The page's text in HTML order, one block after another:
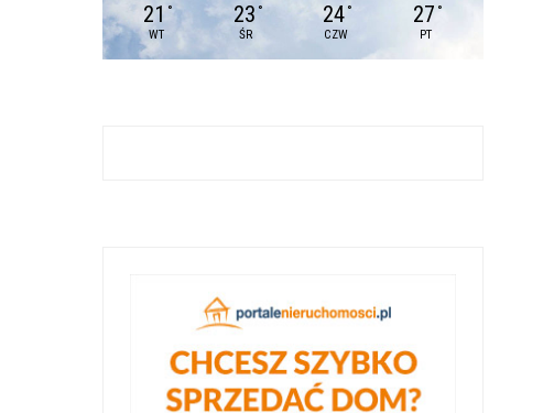
21 °
WT
23 °
ŚR
24 °
CZW
27 °
PT